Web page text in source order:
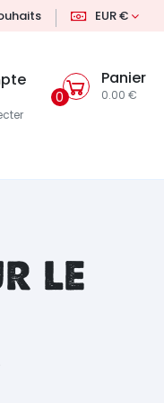
EUR €
0
Panier
0.00 €
le